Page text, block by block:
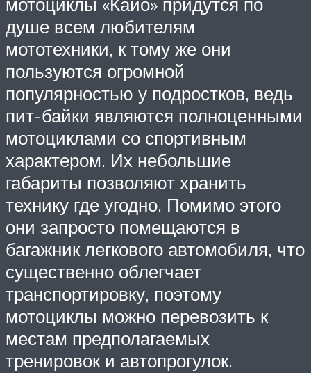
душе всем любителям
мототехники, к тому же они
пользуются огромной
популярностью у подростков, ведь
пит-байки являются полноценными
мотоциклами со спортивным
характером. Их небольшие
габариты позволяют хранить
технику где угодно. Помимо этого
они запросто помещаются в
багажник легкового автомобиля, что
существенно облегчает
транспортировку, поэтому
мотоциклы можно перевозить к
местам предполагаемых
тренировок и автопрогулок.